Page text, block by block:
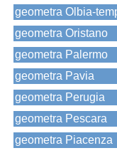
geometra Olbia-
geometra Oristano
geometra Palermo
geometra Pavia
geometra Perugia
geometra Pescara
geometra Piacenza